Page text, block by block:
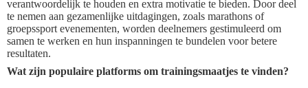
verantwoordelijk te houden en extra motivatie te bieden. Door deel
te nemen aan gezamenlijke uitdagingen, zoals marathons of
groepssport evenementen, worden deelnemers gestimuleerd om
samen te werken en hun inspanningen te bundelen voor betere
resultaten.
Wat zijn populaire platforms om trainingsmaatjes te vinden?